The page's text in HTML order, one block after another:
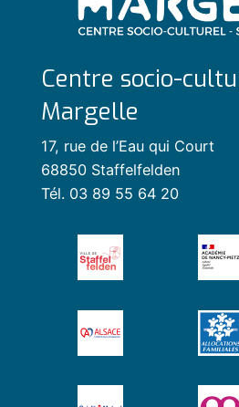
Centre socio-
Margelle
17, rue de l’Eau qui Court
68850 Staffelfelden
Tél. 03 89 55 64 20